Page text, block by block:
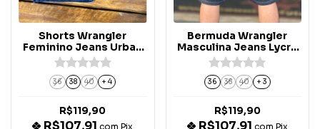
Shorts Wrangler
Feminino Jeans Urban
Retro - WF6008
36 38 40 + 4
R$119,90
R$107,91com Pix
Bermuda Wrangler
Masculina Jeans Lycra
Cody - WM6210
36 38 40 + 3
R$119,90
R$107,91 com Pix